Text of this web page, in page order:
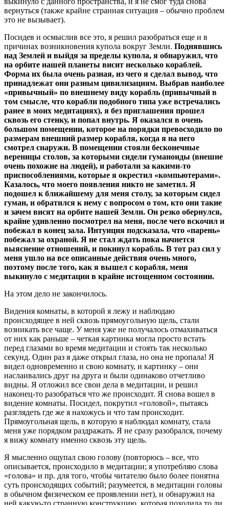
вернуться (также крайне странная ситуация – обычно проблем
это не вызывает).
Посидев и осмыслив все это, я решил разобраться еще и в
причинах возникновения купола вокруг Земли. Поднявшись
над Землей и выйдя за пределы купола, я обнаружил, что
на орбите нашей планеты висит несколько кораблей.
Форма их была очень разная, из чего я сделал вывод, что
принадлежат они разным цивилизациям. Выбрав наиболее
«привычный» по внешнему виду корабль (привычный в
том смысле, что корабли подобного типа уже встречались
ранее в моих медитациях), я без приглашения прошел
сквозь его стенку, и попал внутрь. Я оказался в очень
большом помещении, которое на порядки превосходило по
размерам внешний размер корабля, когда я на него
смотрел снаружи. В помещении стояли бесконечные
вереницы столов, за которыми сидели гуманоиды (внешне
очень похожие на людей), и работали за какими-то
приспособлениями, которые я окрестил «компьютерами».
Казалось, что моего появления никто не заметил. Я
подошел к ближайшему для меня столу, за которым сидел
гуман, и обратился к нему с вопросом о том, кто они такие
и зачем висят на орбите нашей Земли. Он резко обернулся,
крайне удивленно посмотрел на меня, после чего вскочил и
побежал в конец зала. Интуиция подсказала, что «парень»
побежал за охраной. Я не стал ждать пока начнется
выяснение отношений, и покинул корабль. В тот раз сил у
меня ушло на все описанные действия очень много,
поэтому после того, как я вышел с корабля, меня
выкинуло с медитации в крайне истощенном состоянии.
На этом дело не закончилось.
Видения комнаты, в которой я лежу и наблюдаю
происходящее в ней сквозь прямоугольную щель, стали
возникать все чаще. У меня уже не получалось отмахиваться
от них как раньше – четкая картинка могла просто встать
перед глазами во время медитации и стоять так несколько
секунд. Один раз я даже открыл глаза, но она не пропала! Я
видел одновременно и свою комнату, и картинку – они
наслаивались друг на друга и были одинаково отчетливо
видны. Я отложил все свои дела в медитации, и решил
наконец-то разобраться что же происходит. Я снова вошел в
видение комнаты. Посидел, покрутил «головой», пытаясь
разглядеть где же я нахожусь и что там происходит.
Прямоугольная щель, в которую я наблюдал комнату, стала
меня уже порядком раздражать. Я не сразу разобрался, почему
я вижу комнату именно сквозь эту щель.
Я мысленно ощупал свою голову (повторюсь – все, что
описывается, происходило в медитации; я употребляю слова
«голова» и пр. для того, чтобы читателю было более понятна
суть происходящих событий; разумеется, в медитации головы
в обычном физическом ее проявлении нет), и обнаружил на
ней какую-то странную конструкцию, которая походила то ли